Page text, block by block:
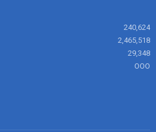
240,624
2,465,518
29,348
ООО